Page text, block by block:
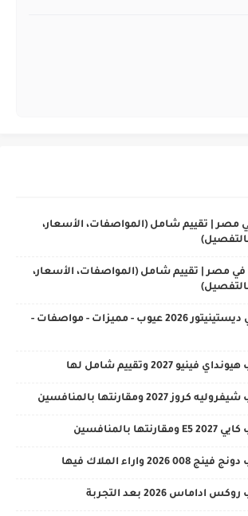
التو 2027 في مصر | تقييم شامل (المواصفات، الأسعار،
سوزوكي ارتيجا 2027 في مصر | تقييم شامل (المواصفات، الأسعار،
مراجعة ميتسوبيشي ديستينيتور 2026 عيوب - مميزات - مواصفات -